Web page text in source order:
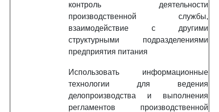
контроль деятельности
производственной службы,
взаимодействие с другими
структурными подразделениями
предприятия питания
Использовать информационные
технологии для ведения
делопроизводства и выполнения
регламентов производственной